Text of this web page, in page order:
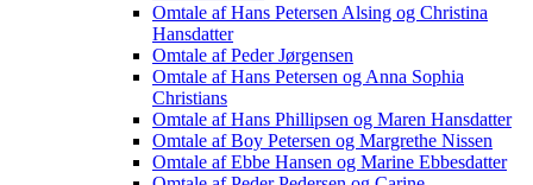
Omtale af Hans Petersen Alsing og Christina
Hansdatter
Omtale af Peder Jørgensen
Omtale af Hans Petersen og Anna Sophia
Christians
Omtale af Hans Phillipsen og Maren Hansdatter
Omtale af Boy Petersen og Margrethe Nissen
Omtale af Ebbe Hansen og Marine Ebbesdatter